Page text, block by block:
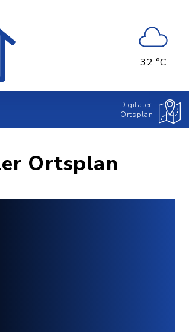
32 °C
Digitaler
Ortsplan
Ortsplan